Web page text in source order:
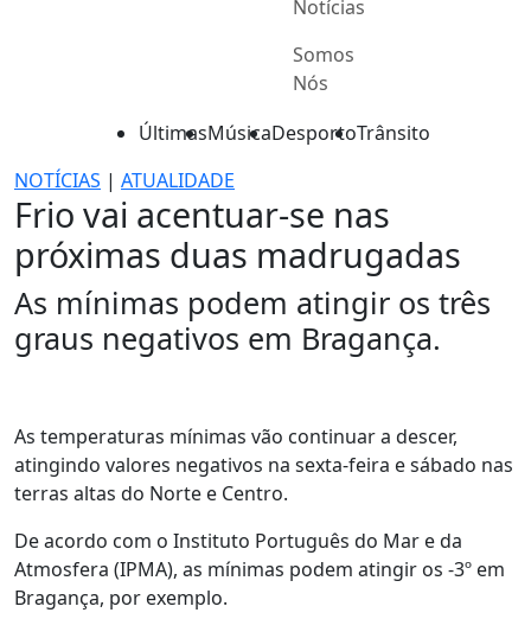
Notícias
Somos
Nós
ÚltimasMúsicaDesportoTrânsito
NOTÍCIAS | ATUALIDADE
Frio vai acentuar-se nas
próximas duas madrugadas
As mínimas podem atingir os três
graus negativos em Bragança.
As temperaturas mínimas vão continuar a descer,
atingindo valores negativos na sexta-feira e sábado nas
terras altas do Norte e Centro.
De acordo com o Instituto Português do Mar e da
Atmosfera (IPMA), as mínimas podem atingir os -3º em
Bragança, por exemplo.